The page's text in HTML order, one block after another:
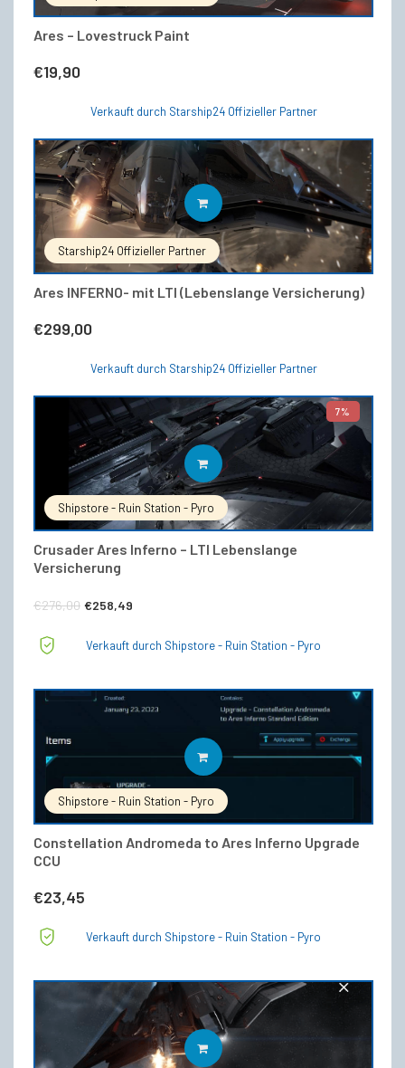
Ares – Lovestruck Paint
€19,90
Verkauft durch Starship24 Offizieller Partner
Starship24 Offizieller Partner
Ares INFERNO- mit LTI (Lebenslange Versicherung)
€299,00
IN DEN WARENKORB
Verkauft durch Starship24 Offizieller Partner
7%
Shipstore - Ruin Station - Pyro
Crusader Ares Inferno – LTI Lebenslange
Versicherung
€276,00 Ursprünglicher
€276,00
€258,49
€258,49.
IN DEN WARENKORB
Verkauft durch Shipstore - Ruin Station - Pyro
Shipstore - Ruin Station - Pyro
Constellation Andromeda to Ares Inferno Upgrade
CCU
€23,45
IN DEN WARENKORB
Verkauft durch Shipstore - Ruin Station - Pyro
IN DEN WARENKORB